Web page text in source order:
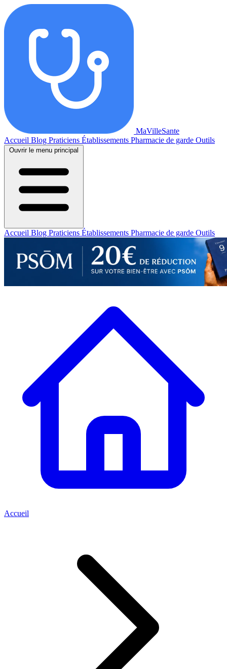
MaVilleSante
Accueil Blog Praticiens Établissements Pharmacie de garde Outils
Ouvrir le menu principal
Accueil Blog Praticiens Établissements Pharmacie de garde Outils
Accueil